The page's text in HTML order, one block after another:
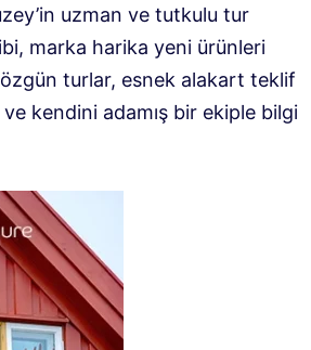
uzman ve tutkulu tur
marka harika yeni ürünleri
özgün turlar, esnek alakart teklif
kendini adamış bir ekiple bilgi